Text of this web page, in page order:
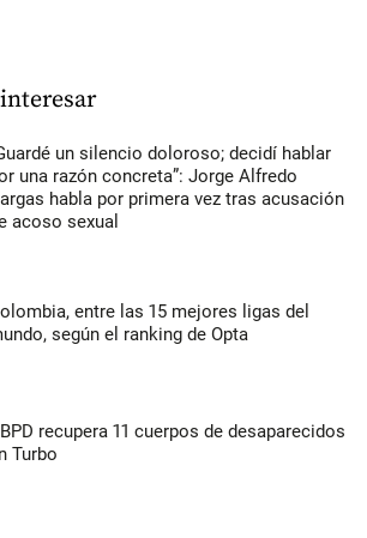
un silencio doloroso; decidí hablar
una razón concreta”: Jorge Alfredo
habla por primera vez tras acusación
acoso sexual
entre las 15 mejores ligas del
según el ranking de Opta
recupera 11 cuerpos de desaparecidos
Turbo